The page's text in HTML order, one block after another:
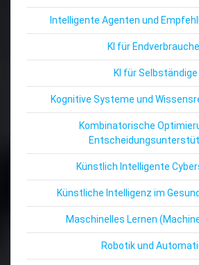
Intelligente Agenten und
KI für
KI für Selbständige
Kognitive Systeme und
Kombinatorische
Künstlich Intelligente
Künstliche Intelligenz im
Maschinelles Lernen
Robotik und